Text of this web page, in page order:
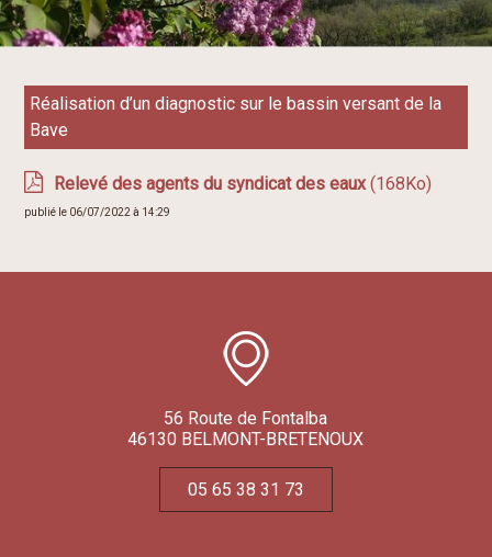
Réalisation d’un diagnostic sur le bassin versant de la
Bave
Relevé des agents du syndicat des eaux(168Ko)
publié le 06/07/2022 à 14:29
56 Route de Fontalba
46130 BELMONT-BRETENOUX
05 65 38 31 73